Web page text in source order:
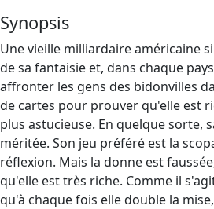
Synopsis
Une vieille milliardaire américaine
de sa fantaisie et, dans chaque
affronter les gens des bidonvilles
de cartes pour prouver qu'elle est
plus astucieuse. En quelque sorte,
méritée. Son jeu préféré est la
réflexion. Mais la donne est
qu'elle est très riche. Comme il
qu'à chaque fois elle double la